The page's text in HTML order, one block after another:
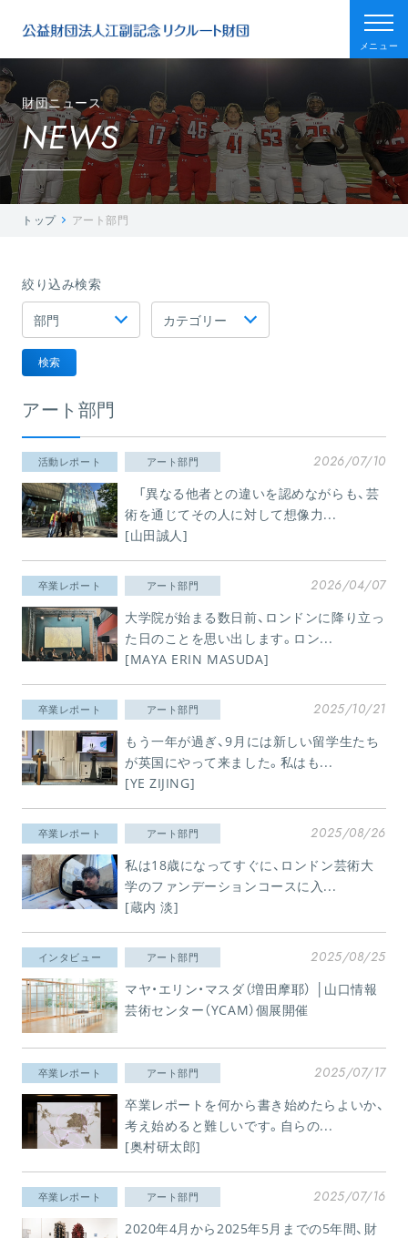
メニュー
財団ニュース
NEWS
トップ アート部門
絞り込み検索
検索
アート部門
活動レポート アート部門 2026/07/10
「異なる他者との違いを認めながらも、芸
術を通じてその人に対して想像力...
[山田誠人]
卒業レポート アート部門 2026/04/07
大学院が始まる数日前、ロンドンに降り立っ
た日のことを思い出します。ロン...
[MAYA ERIN MASUDA]
卒業レポート アート部門 2025/10/21
もう一年が過ぎ、9月には新しい留学生たち
が英国にやって来ました。私はも...
[YE ZIJING]
卒業レポート アート部門 2025/08/26
私は18歳になってすぐに、ロンドン芸術大
学のファンデーションコースに入...
[蔵内 淡]
インタビュー アート部門 2025/08/25
マヤ・エリン・マスダ（増田摩耶） │山口情報
芸術センター（YCAM）個展開催
卒業レポート アート部門 2025/07/17
卒業レポートを何から書き始めたらよいか、
考え始めると難しいです。自らの...
[奥村研太郎]
卒業レポート アート部門 2025/07/16
2020年4月から2025年5月までの5年間、財